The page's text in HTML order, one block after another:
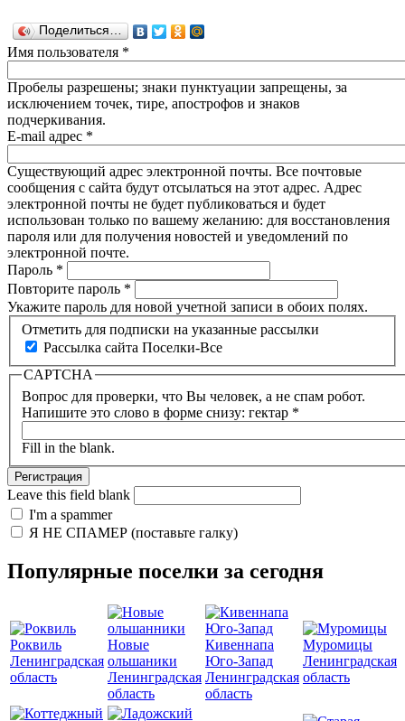
Поделиться…
Имя пользователя *
Пробелы разрешены; знаки пунктуации запрещены, за
исключением точек, тире, апострофов и знаков
подчеркивания.
E-mail адрес *
Существующий адрес электронной почты. Все почтовые
сообщения с сайта будут отсылаться на этот адрес. Адрес
электронной почты не будет публиковаться и будет
использован только по вашему желанию: для восстановления
пароля или для получения новостей и уведомлений по
электронной почте.
Пароль *
Повторите пароль *
Укажите пароль для новой учетной записи в обоих полях.
Отметить для подписки на указанные рассылки
Рассылка сайта Поселки-Все
CAPTCHA
Вопрос для проверки, что Вы человек, а не спам робот.
Напишите это слово в форме снизу: гектар *
Fill in the blank.
Leave this field blank
I'm a spammer
Я НЕ СПАМЕР (поставьте галку)
Популярные поселки за сегодня
Роквиль
Ленинградская
область
Новые
ольшаники
Ленинградская
область
Кивеннапа
Юго-Запад
Ленинградская
область
Муромицы
Ленинградская
область